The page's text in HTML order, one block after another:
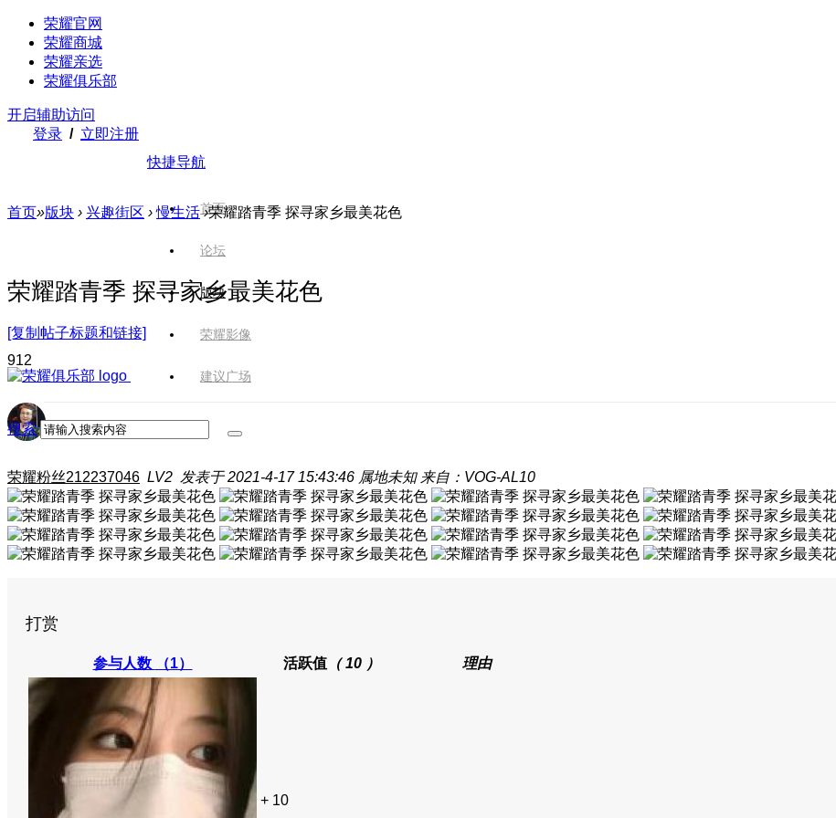
荣耀官网
荣耀商城
荣耀亲选
荣耀俱乐部
开启辅助访问
登录 / 立即注册
快捷导航
首页
论坛
版块
荣耀影像
建议广场
搜索
首页»版块 › 兴趣街区 › 慢生活 ›荣耀踏青季 探寻家乡最美花色
荣耀踏青季 探寻家乡最美花色
[复制帖子标题和链接]
912
荣耀粉丝212237046 LV2 发表于 2021-4-17 15:43:46 属地未知 来自：VOG-AL10
打赏
参与人数 （1） 活跃值（ 10 ） 理由
+ 10